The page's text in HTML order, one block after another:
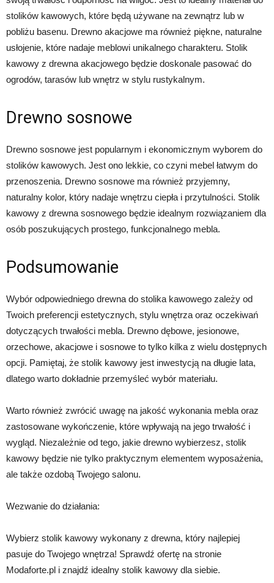
stolików kawowych, które będą używane na zewnątrz lub w
pobliżu basenu. Drewno akacjowe ma również piękne, naturalne
usłojenie, które nadaje meblowi unikalnego charakteru. Stolik
kawowy z drewna akacjowego będzie doskonale pasować do
ogrodów, tarasów lub wnętrz w stylu rustykalnym.
Drewno sosnowe
Drewno sosnowe jest popularnym i ekonomicznym wyborem do
stolików kawowych. Jest ono lekkie, co czyni mebel łatwym do
przenoszenia. Drewno sosnowe ma również przyjemny,
naturalny kolor, który nadaje wnętrzu ciepła i przytulności. Stolik
kawowy z drewna sosnowego będzie idealnym rozwiązaniem dla
osób poszukujących prostego, funkcjonalnego mebla.
Podsumowanie
Wybór odpowiedniego drewna do stolika kawowego zależy od
Twoich preferencji estetycznych, stylu wnętrza oraz oczekiwań
dotyczących trwałości mebla. Drewno dębowe, jesionowe,
orzechowe, akacjowe i sosnowe to tylko kilka z wielu dostępnych
opcji. Pamiętaj, że stolik kawowy jest inwestycją na długie lata,
dlatego warto dokładnie przemyśleć wybór materiału.
Warto również zwrócić uwagę na jakość wykonania mebla oraz
zastosowane wykończenie, które wpływają na jego trwałość i
wygląd. Niezależnie od tego, jakie drewno wybierzesz, stolik
kawowy będzie nie tylko praktycznym elementem wyposażenia,
ale także ozdobą Twojego salonu.
Wezwanie do działania:
Wybierz stolik kawowy wykonany z drewna, który najlepiej
pasuje do Twojego wnętrza! Sprawdź ofertę na stronie
Modaforte.pl i znajdź idealny stolik kawowy dla siebie.